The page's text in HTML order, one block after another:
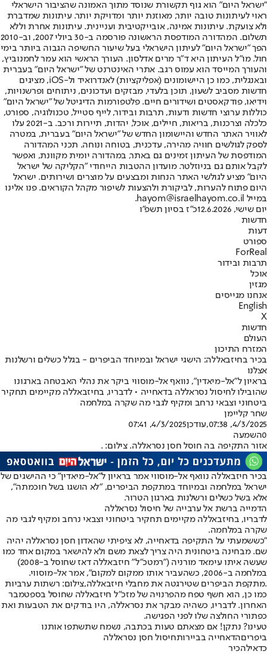
"ישראל היום" הוא גוף תקשורת שנוסד מתוך האמונה שהציבור הישראלי
ראוי לעיתונות טובה יותר, מאוזנת יותר ומדויקת יותר. עיתונות שמדברת
ולא צועקת. עיתונות אמינה, אובייקטיבית ועניינית. עיתונות אחרת וללא
תשלום. המהדורה המודפסת הראשונה פורסמה ב-30 ביולי 2007, וב-2010
הפך "ישראל היום" לעיתון הישראלי בעל שיעור החשיפה הגבוה ביותר בימי
חול. מו"ל העיתון היא ד"ר מרים אדלסון. העורך הראשי הוא עמר לחמנוביץ,
והעורך המייסד הוא עמוס רגב. אתרי האינטרנט של "ישראל היום" בעברית
ובאנגלית, כמו כן היישומונים (אפליקציות) לאנדרואיד ול-iOS, מציגים
חדשות מסביב לשעון, תוכן בלעדי, מבזקים ועדכונים, ניתוחים ופרשנויות,
וידיאו, פודקאסטים ושידורים חיים. פלטפורמות הדיגיטל של "ישראל היום"
כוללות ערוצי חדשות ודעות, תרבות ובידור, לייף סטייל, טכנולוגיה, ספורט,
כלכלה וצרכנות, בריאות, חיילים, אוכל, יהדות, תיירות ורכב. ב-2021 עלו
לאוויר האתר החדש והיישומון החדש של "ישראל היום" בעברית, במטרה
לספק לגולשים חוויה מהירה, עדכנית, בטוחה ונוחה. תכני המהדורה
המודפסת של העיתון זמינים גם באתר, במהדורה יומית מקוונת, ואפשר
לקבל אותם גם בניוזלטר. מועדון ההטבות הייחודי "הקליקה של ישראל
היום" מציע לגולשי האתר הנחות ומבצעים על מוצרים ושירותים. ישראל
היום פתוח להערות, לביקורת ולהצעות לשיפור מקהל הקוראים. פנו אלינו
במייל hayom@israelhayom.co.il.
יום שישי, 12.6.2026
כ"ז בסיון תשפ"ו
חדשות
דעות
ספורט
ForReal
תרבות ובידור
אוכל
מגזין
אנחנו מגייסים
English
X
חדשות
העולם
המזרח התיכון
בכיר בחיזבאללה: הישגי ישראל ובמיוחד הביפרים - בגלל כשלים ורשלנות
אצלנו
בראיון ל"אל-מיאדין", נוואף אל-מוסווי ביקר את נהלי האבטחה בארגונו
שהובילו לחיסול נסראללה בדאחייה • לדבריו, בחיזבאללה מקיימים תחקיר
ביטחוני וצבאי נרחב ומקיף לגבי מה שקרה במלחמה
שחר קליימן
4/3/2025, 07:38
,עודכן4/3/2025, 07:41
0השמעה
אזור התקיפה בה חוסל חסן נסראללה. צילום: .
בכיר חיזבאללה נוואף אל-מוסווי אמר בראיון ל"אל-מיאדין" כי ההישגים של
ישראל במלחמה ובמיוחד במתקפת הביפרים, "לא הושגו בשל חוכמתה",
אלא בשל כשלים ורשלנות בארגון הטרור.
הדמייה ברשת אל ערבייה של חיסול נסראללה
לדבריו, בחיזבאללה מקיימים תחקיר ביטחוני וצבאי נרחב ומקיף לגבי מה
שקרה במלחמה.
"כששמעתי על התקיפה בדאחייה, לא ציפיתי שהאדון חסן נסראללה יהיה
שם. מבחינה ביטחונית היה צריך לצאת משם ולא להישאר במקום אחד כמו
שעשה איתו עימאד מורניה ("רמטכ"ל" חיזבאללה דאז שחוסל ב-2008)
במלחמה ב-2006, כשהעביר אותו ממקום למקום", אמר אל-מוסווי.
.מתקפת הביפרים שטירגטה את מחבלי חיזבאללה,צילום: רשתות ערביות
כמו כן, הוא חשף טפח מהפרנויה של מזכ"ל חיזבאללה שחוסל בספטמבר
האחרון. לדבריו, כשהיה מבקר את נסראללה, היו בודקים את הטבעות ואת
כפתורי החולצה שלו לפני הפגישה.
טעינו? נתקן! אם מצאתם טעות בכתבה, נשמח שתשתפו אותנו
ביפריםהדאחייה בביירותחיסול חסן נסראללה
כדאילהכיר